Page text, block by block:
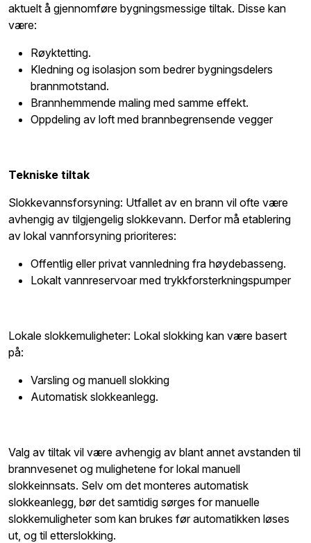
aktuelt å gjennomføre bygningsmessige tiltak. Disse kan
være:
Røyktetting.
Kledning og isolasjon som bedrer bygningsdelers
brannmotstand.
Brannhemmende maling med samme effekt.
Oppdeling av loft med brannbegrensende vegger
Tekniske tiltak
Slokkevannsforsyning: Utfallet av en brann vil ofte være
avhengig av tilgjengelig slokkevann. Derfor må etablering
av lokal vannforsyning prioriteres:
Offentlig eller privat vannledning fra høydebasseng.
Lokalt vannreservoar med trykkforsterkningspumper
Lokale slokkemuligheter: Lokal slokking kan være basert
på:
Varsling og manuell slokking
Automatisk slokkeanlegg.
Valg av tiltak vil være avhengig av blant annet avstanden til
brannvesenet og mulighetene for lokal manuell
slokkeinnsats. Selv om det monteres automatisk
slokkeanlegg, bør det samtidig sørges for manuelle
slokkemuligheter som kan brukes før automatikken løses
ut, og til etterslokking.